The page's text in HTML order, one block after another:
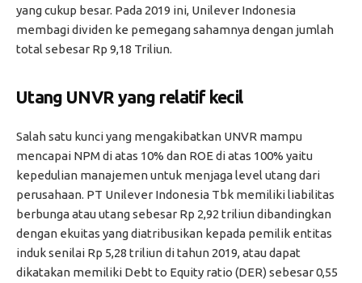
yang cukup besar. Pada 2019 ini, Unilever Indonesia
membagi dividen ke pemegang sahamnya dengan jumlah
total sebesar Rp 9,18 Triliun.
Utang UNVR yang relatif kecil
Salah satu kunci yang mengakibatkan UNVR mampu
mencapai NPM di atas 10% dan ROE di atas 100% yaitu
kepedulian manajemen untuk menjaga level utang dari
perusahaan. PT Unilever Indonesia Tbk memiliki liabilitas
berbunga atau utang sebesar Rp 2,92 triliun dibandingkan
dengan ekuitas yang diatribusikan kepada pemilik entitas
induk senilai Rp 5,28 triliun di tahun 2019, atau dapat
dikatakan memiliki Debt to Equity ratio (DER) sebesar 0,55